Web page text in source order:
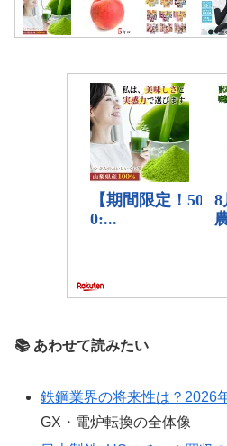
📚 あわせて読みたい
鉄鋼業界の将来性は？2026
GX・電炉転換の全体像